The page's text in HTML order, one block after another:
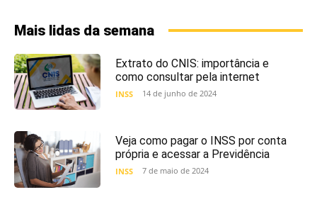
Mais lidas da semana
Extrato do CNIS: importância e
como consultar pela internet
INSS 14 de junho de 2024
Veja como pagar o INSS por conta
própria e acessar a Previdência
INSS 7 de maio de 2024